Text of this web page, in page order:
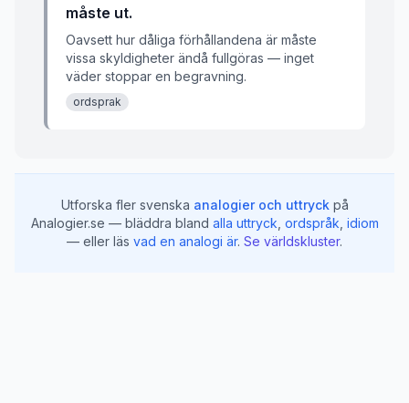
måste ut.
Oavsett hur dåliga förhållandena är måste
vissa skyldigheter ändå fullgöras — inget
väder stoppar en begravning.
ordsprak
Utforska fler svenska analogier och uttryck på
Analogier.se — bläddra bland alla uttryck ordspråk idiom
— eller läs vad en analogi är. Se världskluster.